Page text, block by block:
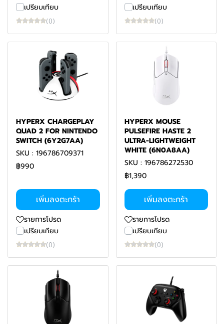
เปรียบเทียบ
(0)
เปรียบเทียบ
(0)
HYPERX CHARGEPLAY
QUAD 2 FOR NINTENDO
SWITCH (6Y2G7AA)
SKU : 196786709371
฿990
เพิ่มลงตะกร้า
รายการโปรด
เปรียบเทียบ
(0)
HYPERX MOUSE
PULSEFIRE HASTE 2
ULTRA-LIGHTWEIGHT
WHITE (6N0A8AA)
SKU : 196786272530
฿1,390
เพิ่มลงตะกร้า
รายการโปรด
เปรียบเทียบ
(0)